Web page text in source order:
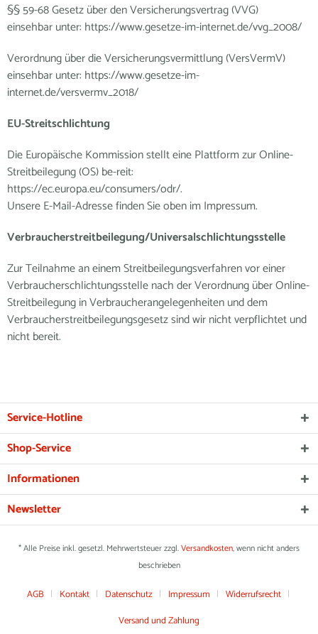
§§ 59-68 Gesetz über den Versicherungsvertrag (VVG)
einsehbar unter: https://www.gesetze-im-internet.de/vvg_2008/
Verordnung über die Versicherungsvermittlung (VersVermV)
einsehbar unter: https://www.gesetze-im-
internet.de/versvermv_2018/
EU-Streitschlichtung
Die Europäische Kommission stellt eine Plattform zur Online-
Streitbeilegung (OS) be-reit:
https://ec.europa.eu/consumers/odr/.
Unsere E-Mail-Adresse finden Sie oben im Impressum.
Verbraucherstreitbeilegung/Universalschlichtungsstelle
Zur Teilnahme an einem Streitbeilegungsverfahren vor einer
Verbraucherschlichtungsstelle nach der Verordnung über Online-
Streitbeilegung in Verbraucherangelegenheiten und dem
Verbraucherstreitbeilegungsgesetz sind wir nicht verpflichtet und
nicht bereit.
Service-Hotline
Shop-Service
Informationen
Newsletter
* Alle Preise inkl. gesetzl. Mehrwertsteuer zzgl.Versandkosten, wenn nicht anders
beschrieben
AGB Kontakt Datenschutz Impressum
Widerrufsrecht
Versand und Zahlung